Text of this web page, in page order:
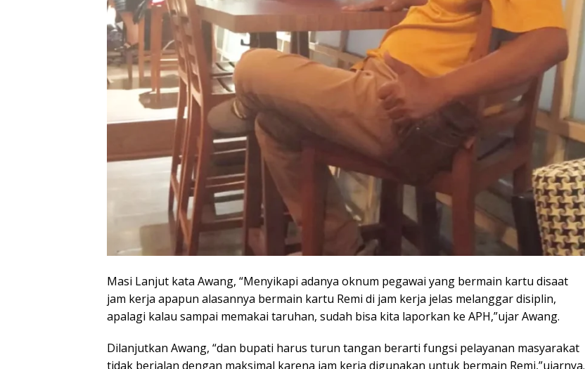
Masi Lanjut kata Awang, “Menyikapi adanya oknum pegawai yang bermain kartu disaat
jam kerja apapun alasannya bermain kartu Remi di jam kerja jelas melanggar disiplin,
apalagi kalau sampai memakai taruhan, sudah bisa kita laporkan ke APH,”ujar Awang.
Dilanjutkan Awang, “dan bupati harus turun tangan berarti fungsi pelayanan masyarakat
tidak berjalan dengan maksimal karena jam kerja digunakan untuk bermain Remi,”ujarnya.